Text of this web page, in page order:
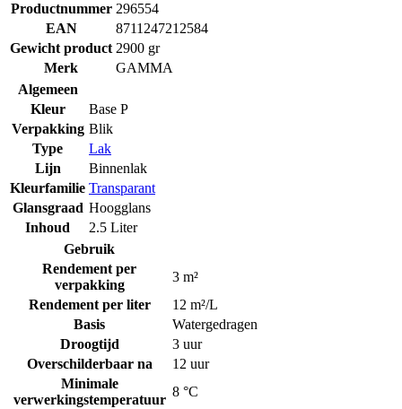
Productnummer 296554
EAN
8711247212584
Gewicht product 2900 gr
Merk
GAMMA
Algemeen
Kleur
Base P
Verpakking Blik
Type
Lak
Lijn
Binnenlak
Kleurfamilie Transparant
Glansgraad Hoogglans
Inhoud
2.5 Liter
Gebruik
Rendement per
verpakking
3 m²
Rendement per liter
12 m²/L
Basis
Watergedragen
Droogtijd
3 uur
Overschilderbaar na
12 uur
Minimale
verwerkingstemperatuur
8 °C